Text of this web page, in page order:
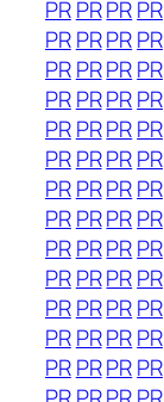
PRPRPRPR
PRPRPRPR
PRPRPRPR
PRPRPRPR
PRPRPRPR
PRPRPRPR
PRPRPRPR
PRPRPRPR
PRPRPRPR
PRPRPRPR
PRPRPRPR
PRPRPRPR
PRPRPRPR